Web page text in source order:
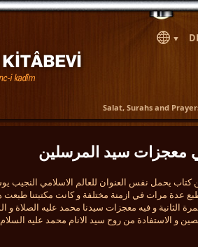
▼
Salat, Surahs and
كتاب يحمل نفس العنوان للعالم الاسلامي النجيب
اكثر من (١٠٠٠) الف صفحة طبع عدة مرات في ازمنة مختلفة و كانت مكتبتنا
الآن للمرة الثانية و فيه معجزات سيدنا محمد عليه الصلاة و
و الاستفادة من روح سيد الانام محمد عليه